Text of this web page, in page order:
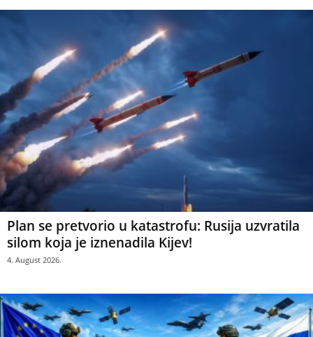
Plan se pretvorio u katastrofu: Rusija uzvratila
silom koja je iznenadila Kijev!
4. August 2026.